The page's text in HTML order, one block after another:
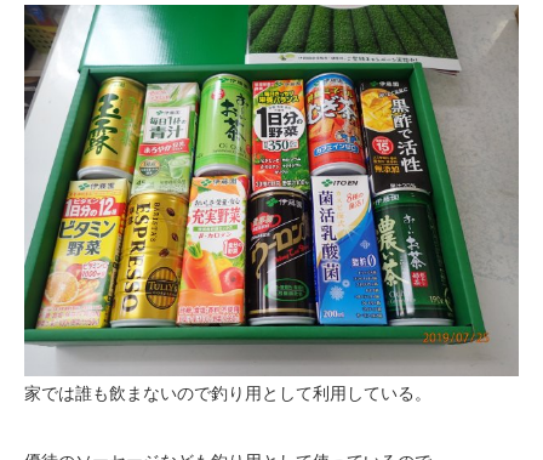
家では誰も飲まないので釣り用として利用している。